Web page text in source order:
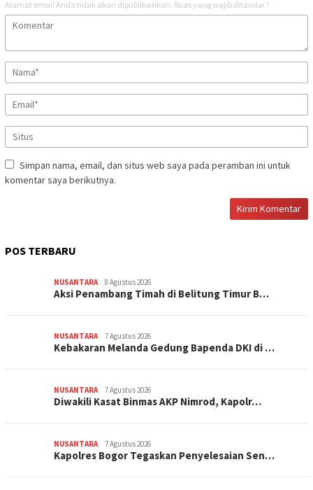
Alamat email Anda tidak akan dipublikasikan. Ruas yang wajib ditandai *
Simpan nama, email, dan situs web saya pada peramban ini untuk
komentar saya berikutnya.
POS TERBARU
NUSANTARA 8 Agustus 2026
Aksi Penambang Timah di Belitung Timur B…
NUSANTARA 7 Agustus 2026
Kebakaran Melanda Gedung Bapenda DKI di …
NUSANTARA 7 Agustus 2026
Diwakili Kasat Binmas AKP Nimrod, Kapolr…
NUSANTARA 7 Agustus 2026
Kapolres Bogor Tegaskan Penyelesaian Sen…